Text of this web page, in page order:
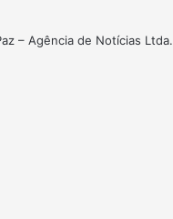
– Agência de Notícias Ltda.